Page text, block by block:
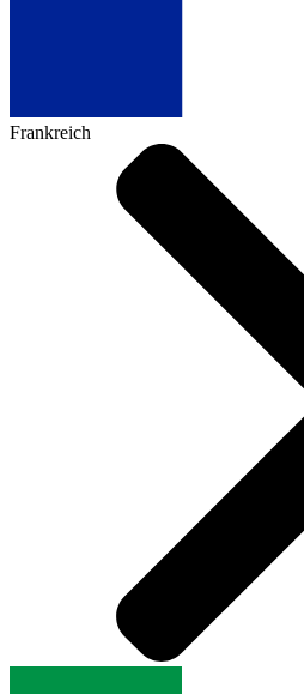
Frankreich